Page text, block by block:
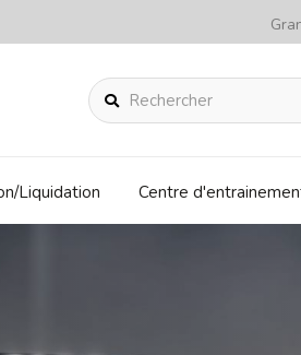
Rechercher
Liquidation Centre